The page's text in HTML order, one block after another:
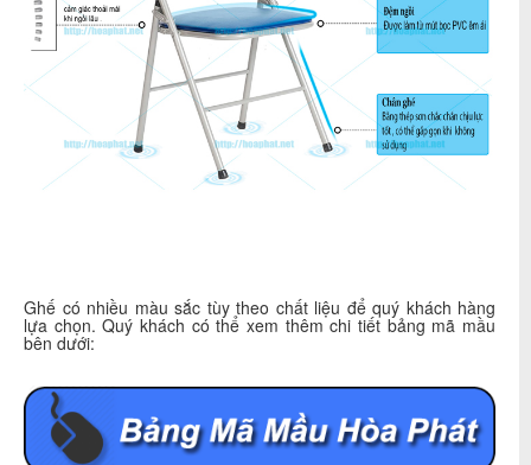
Ghế có nhiều màu sắc tùy theo chất liệu để quý khách hàng
lựa chọn. Quý khách có thể xem thêm chi tiết bảng mã mầu
bên dưới: